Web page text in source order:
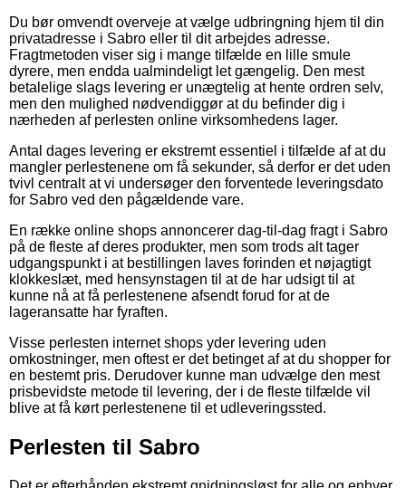
Du bør omvendt overveje at vælge udbringning hjem til din
privatadresse i Sabro eller til dit arbejdes adresse.
Fragtmetoden viser sig i mange tilfælde en lille smule
dyrere, men endda ualmindeligt let gængelig. Den mest
betalelige slags levering er unægtelig at hente ordren selv,
men den mulighed nødvendiggør at du befinder dig i
nærheden af perlesten online virksomhedens lager.
Antal dages levering er ekstremt essentiel i tilfælde af at du
mangler perlestenene om få sekunder, så derfor er det uden
tvivl centralt at vi undersøger den forventede leveringsdato
for Sabro ved den pågældende vare.
En række online shops annoncerer dag-til-dag fragt i Sabro
på de fleste af deres produkter, men som trods alt tager
udgangspunkt i at bestillingen laves forinden et nøjagtigt
klokkeslæt, med hensynstagen til at de har udsigt til at
kunne nå at få perlestenene afsendt forud for at de
lageransatte har fyraften.
Visse perlesten internet shops yder levering uden
omkostninger, men oftest er det betinget af at du shopper for
en bestemt pris. Derudover kunne man udvælge den mest
prisbevidste metode til levering, der i de fleste tilfælde vil
blive at få kørt perlestenene til et udleveringssted.
Perlesten til Sabro